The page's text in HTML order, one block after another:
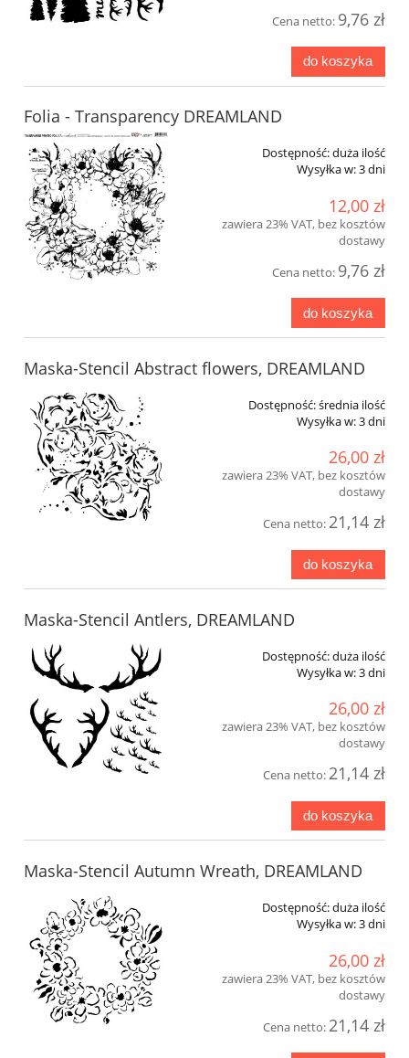
Cena netto: 9,76 zł
do koszyka
Folia - Transparency DREAMLAND
Dostępność:duża ilość
Wysyłka w:3 dni
12,00 zł
zawiera 23% VAT, bez kosztów
dostawy
Cena netto: 9,76 zł
do koszyka
Maska-Stencil Abstract flowers, DREAMLAND
Dostępność:średnia ilość
Wysyłka w:3 dni
26,00 zł
zawiera 23% VAT, bez kosztów
dostawy
Cena netto: 21,14 zł
do koszyka
Maska-Stencil Antlers, DREAMLAND
Dostępność:duża ilość
Wysyłka w:3 dni
26,00 zł
zawiera 23% VAT, bez kosztów
dostawy
Cena netto: 21,14 zł
do koszyka
Maska-Stencil Autumn Wreath, DREAMLAND
Dostępność:duża ilość
Wysyłka w:3 dni
26,00 zł
zawiera 23% VAT, bez kosztów
dostawy
Cena netto: 21,14 zł